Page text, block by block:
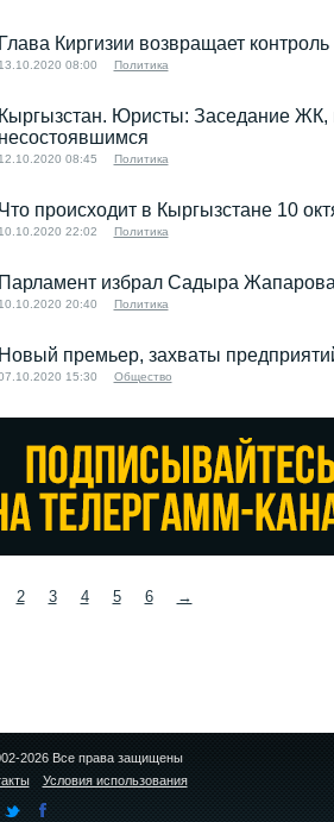
Глава Киргизии возвращает
13.10.2020 08:00 Политика
Кыргызстан. Юристы: Заседание ЖК,
несостоявшимся
12.10.2020 08:45 Политика
Что происходит в Кыргызстане 10
10.10.2020 22:02 Политика
Парламент избрал Садыра
10.10.2020 20:40 Политика
Новый премьер, захваты
15:30 Общество
2 3 4 5 6 →
2026 Все права защищены
Условия использования